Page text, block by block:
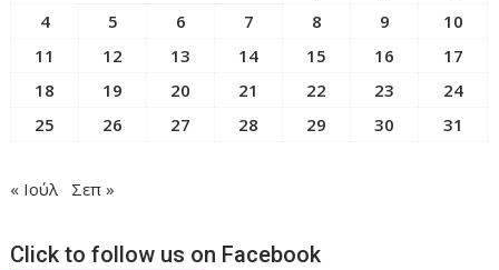
4
5 6 7 8 9
10
11
12 13 14 15 16
17
18
19 20 21 22 23
24
25
26 27 28 29 30 31
« Ιούλ Σεπ »
Click to follow us on Facebook